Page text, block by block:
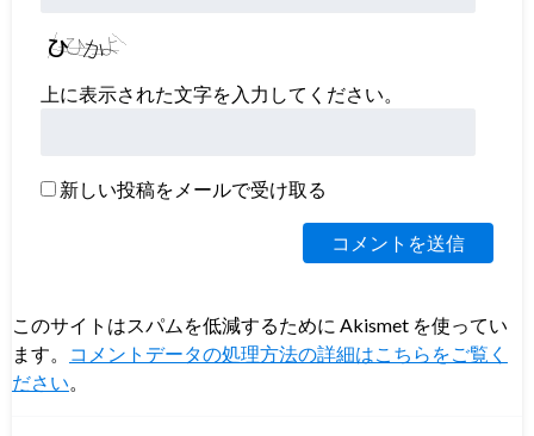
上に表示された文字を入力してください。
新しい投稿をメールで受け取る
このサイトはスパムを低減するために Akismet を使ってい
ます。
コメントデータの処理方法の詳細はこちらをご覧く
ださい